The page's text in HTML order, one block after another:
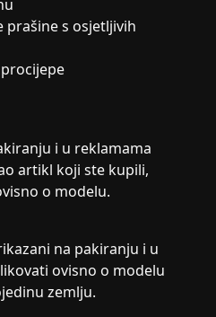
prašine s osjetljivih
i u reklamama
artikl koji ste kupili,
o modelu.
na pakiranju i u
ovisno o modelu
zemlju.